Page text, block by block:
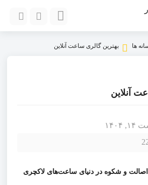
ها بهترین گالری ساعت آنلاین
آنلاین
۱۴۰۴